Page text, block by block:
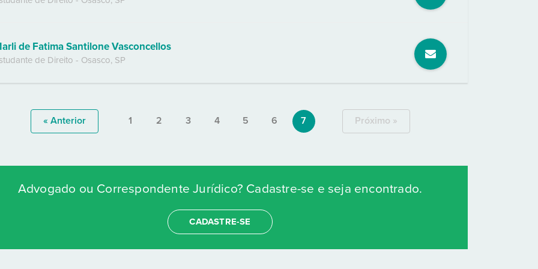
de Fatima Santilone Vasconcellos
de Direito - Osasco, SP
« Anterior 1 2 3 4 5 6 7 Próximo »
Advogado ou Correspondente Jurídico? Cadastre-se e seja encontrado.
CADASTRE-SE